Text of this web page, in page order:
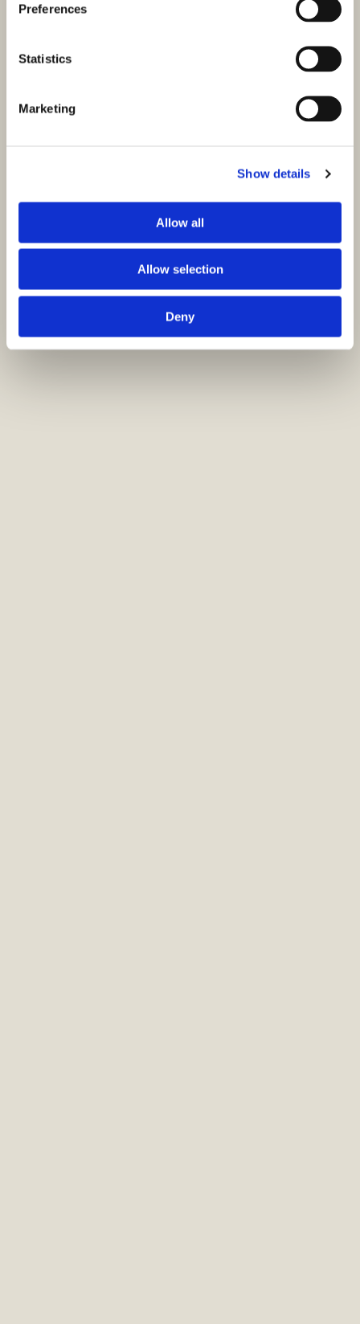
Preferences
Statistics
Marketing
Show details
Allow all
Allow selection
Deny